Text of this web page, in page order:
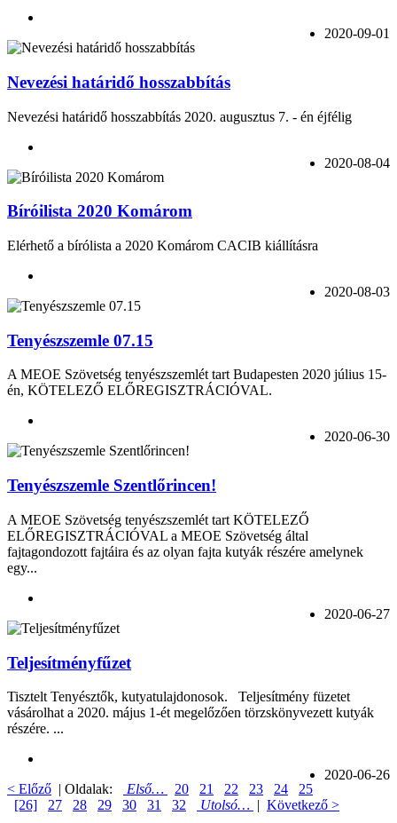
2020-09-01
Nevezési határidő hosszabbítás
Nevezési határidő hosszabbítás 2020. augusztus 7. - én éjfélig
2020-08-04
Bíróilista 2020 Komárom
Elérhető a bírólista a 2020 Komárom CACIB kiállításra
2020-08-03
Tenyészszemle 07.15
A MEOE Szövetség tenyészszemlét tart Budapesten 2020 július 15-
én, KÖTELEZŐ ELŐREGISZTRÁCIÓVAL.
2020-06-30
Tenyészszemle Szentlőrincen!
A MEOE Szövetség tenyészszemlét tart KÖTELEZŐ
ELŐREGISZTRÁCIÓVAL a MEOE Szövetség által
fajtagondozott fajtáira és az olyan fajta kutyák részére amelynek
egy...
2020-06-27
Teljesítményfűzet
Tisztelt Tenyésztők, kutyatulajdonosok. Teljesítmény füzetet
vásárolhat a 2020. május 1-ét megelőzően törzskönyvezett kutyák
részére. ...
2020-06-26
< Előző | Oldalak: Első… 20 21 22 23 24
25
[26]
27 28 29 30 31 32 Utolsó… | Következő >